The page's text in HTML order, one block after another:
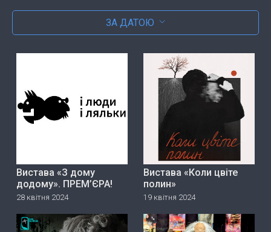
ЗА ДАТОЮ
Вистава «З дому
додому». ПРЕМ’ЄРА!
28 квітня 2024
Вистава «Коли цвіте
полин»
19 квітня 2024